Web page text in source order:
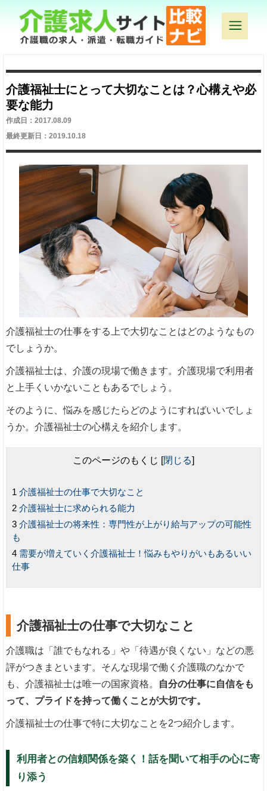
介護福祉士にとって大切なことは？心構えや必
要な能力
作成日：2017.08.09
最終更新日：2019.10.18
介護福祉士の仕事をする上で大切なことはどのようなもの
でしょうか。
介護福祉士は、介護の現場で働きます。介護現場で利用者
と上手くいかないこともあるでしょう。
そのように、悩みを感じたらどのようにすればいいでしょ
うか。介護福祉士の心構えを紹介します。
このページのもくじ [閉じる]
介護福祉士の仕事で大切なこと
介護福祉士に求められる能力
介護福祉士の将来性：専門性が上がり給与アップの可能性
も
需要が増えていく介護福祉士！悩みもやりがいもあるいい
仕事
介護福祉士の仕事で大切なこと
介護職は「誰でもなれる」や「待遇が良くない」などの悪
評がつきまといます。そんな現場で働く介護職のなかで
も、介護福祉士は唯一の国家資格。 自分の仕事に自信をも
って、プライドを持って働くことが大切です。
介護福祉士の仕事で特に大切なことを2つ紹介します。
利用者との信頼関係を築く！話を聞いて相手の心に寄
り添う